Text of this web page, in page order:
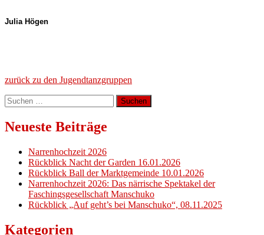
Julia Högen
zurück zu den Jugendtanzgruppen
Suchen
nach:
Neueste Beiträge
Narrenhochzeit 2026
Rückblick Nacht der Garden 16.01.2026
Rückblick Ball der Marktgemeinde 10.01.2026
Narrenhochzeit 2026: Das närrische Spektakel der
Faschingsgesellschaft Manschuko
Rückblick „Auf geht’s bei Manschuko“, 08.11.2025
Kategorien